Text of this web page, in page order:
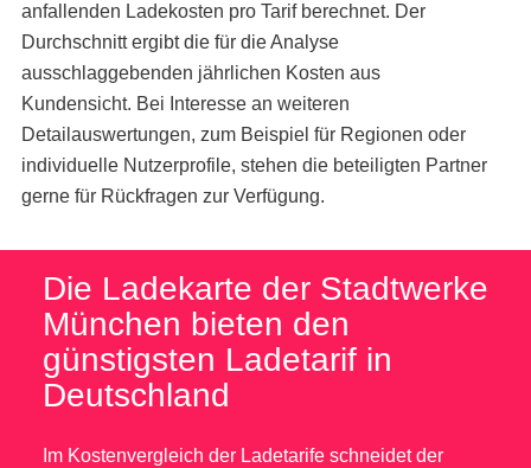
anfallenden Ladekosten pro Tarif berechnet. Der
Durchschnitt ergibt die für die Analyse
ausschlaggebenden jährlichen Kosten aus
Kundensicht. Bei Interesse an weiteren
Detailauswertungen, zum Beispiel für Regionen oder
individuelle Nutzerprofile, stehen die beteiligten Partner
gerne für Rückfragen zur Verfügung.
Die Ladekarte der Stadtwerke
München bieten den
günstigsten Ladetarif in
Deutschland
Im Kostenvergleich der Ladetarife schneidet der